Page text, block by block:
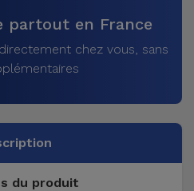
partout en France
chez vous, sans
du produit